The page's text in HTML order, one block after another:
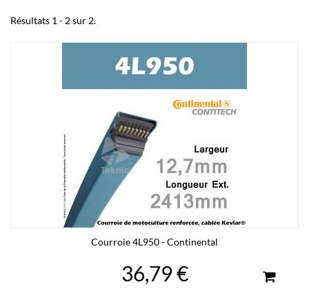
Résultats 1 - 2 sur 2.
Courroie 4L950 - Continental
36,79 €